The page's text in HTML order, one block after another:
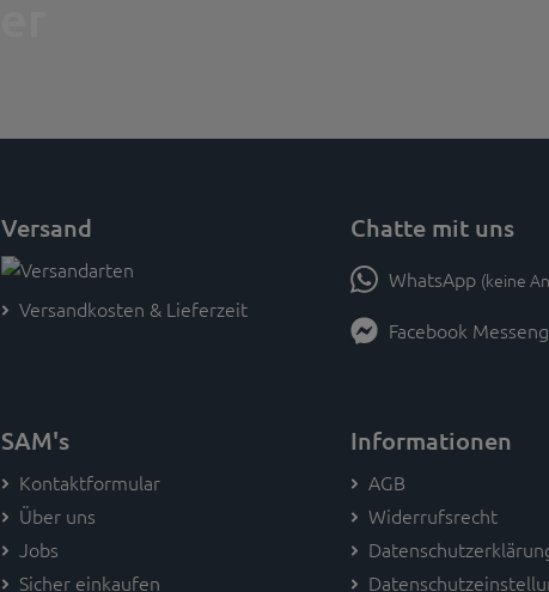
Versand
Versandkosten & Lieferzeit
Chatte mit uns
WhatsApp (keine
Facebook
SAM's
Kontaktformular
Über uns
Jobs
Sicher einkaufen
Informationen
AGB
Widerrufsrecht